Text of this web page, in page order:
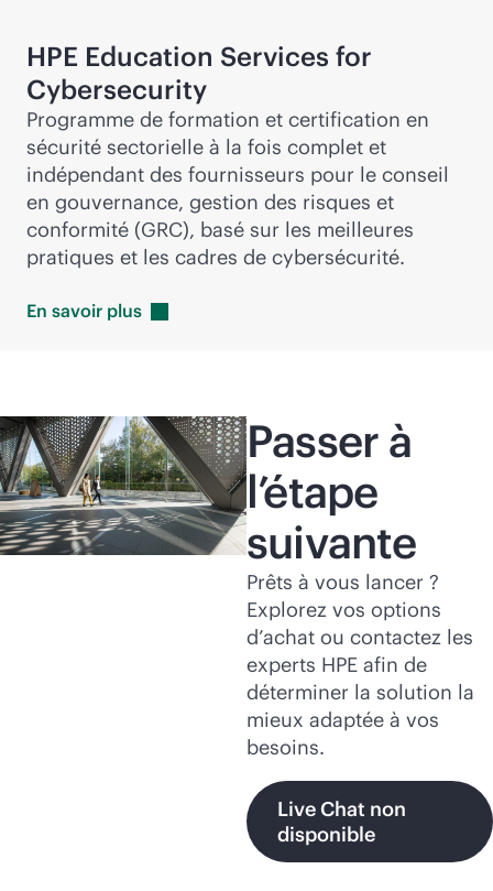
HPE Education Services for
Cybersecurity
Programme de formation et certification en
sécurité sectorielle à la fois complet et
indépendant des fournisseurs pour le conseil
en gouvernance, gestion des risques et
conformité (GRC), basé sur les meilleures
pratiques et les cadres de cybersécurité.
En savoir plus
Passer à
l’étape
suivante
Prêts à vous lancer ?
Explorez vos options
d’achat ou contactez les
experts HPE afin de
déterminer la solution la
mieux adaptée à vos
besoins.
Live Chat non
disponible